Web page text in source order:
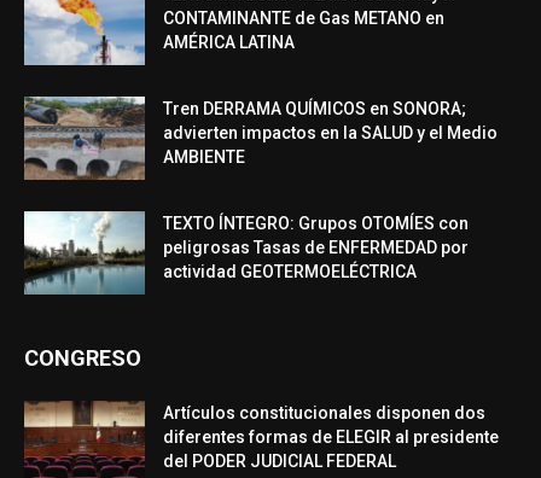
CONTAMINANTE de Gas METANO en
AMÉRICA LATINA
Tren DERRAMA QUÍMICOS en SONORA;
advierten impactos en la SALUD y el Medio
AMBIENTE
TEXTO ÍNTEGRO: Grupos OTOMÍES con
peligrosas Tasas de ENFERMEDAD por
actividad GEOTERMOELÉCTRICA
CONGRESO
Artículos constitucionales disponen dos
diferentes formas de ELEGIR al presidente
del PODER JUDICIAL FEDERAL